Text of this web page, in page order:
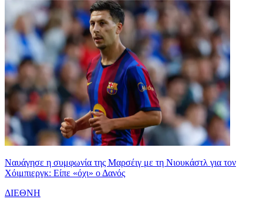
Ναυάγησε η συμφωνία της Μαρσέιγ με τη Νιουκάστλ για τον
Χόιμπιεργκ: Είπε «όχι» ο Δανός
ΔΙΕΘΝΗ